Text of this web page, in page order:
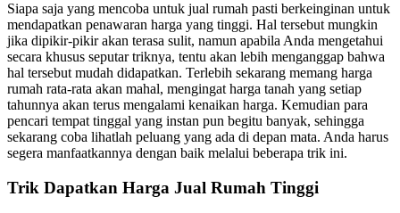
Siapa saja yang mencoba untuk jual rumah pasti berkeinginan untuk
mendapatkan penawaran harga yang tinggi. Hal tersebut mungkin
jika dipikir-pikir akan terasa sulit, namun apabila Anda mengetahui
secara khusus seputar triknya, tentu akan lebih menganggap bahwa
hal tersebut mudah didapatkan. Terlebih sekarang memang harga
rumah rata-rata akan mahal, mengingat harga tanah yang setiap
tahunnya akan terus mengalami kenaikan harga. Kemudian para
pencari tempat tinggal yang instan pun begitu banyak, sehingga
sekarang coba lihatlah peluang yang ada di depan mata. Anda harus
segera manfaatkannya dengan baik melalui beberapa trik ini.
Trik Dapatkan Harga Jual Rumah Tinggi